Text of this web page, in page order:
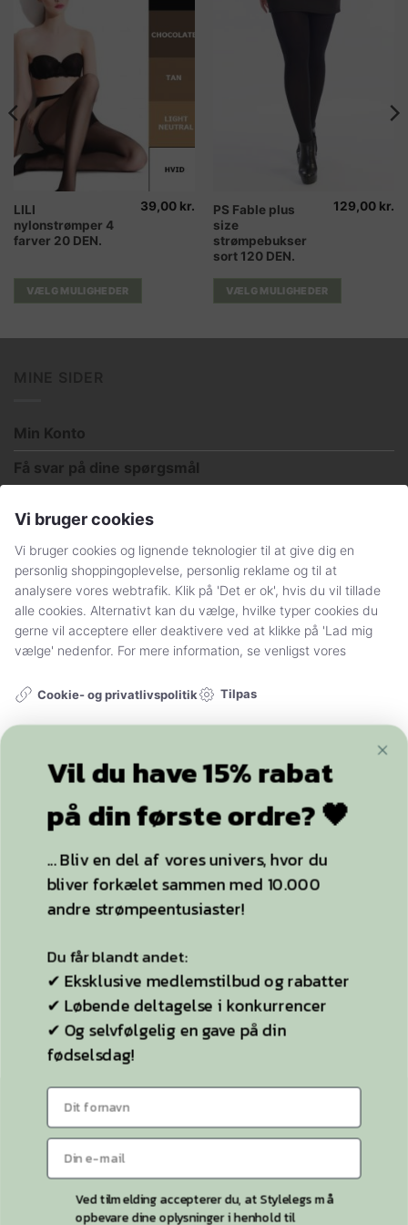
LILI
nylonstrømper 4
farver 20 DEN.
39,00 kr.
VÆLG MULIGHEDER
Dette
vare
har
varianter.
Mulighederne
vælges
PS Fable plus
size
strømpebukser
sort 120 DEN.
129,00 kr.
VÆLG MULIGHEDER
Dette
vare
har
varianter.
Mulighederne
vælges
Min Konto
Få svar på dine spørgsmål
FØLG OS
YDERLIGERE INFO
Strømpebukser
Plussize
Selvsiddende strømper
Ideen til StyleLegs
Bag Stylelegs
Sitemap
KONTAKT OS
Kontaktside
26 55 26 49
Vi bruger cookies
Vi bruger cookies og lignende teknologier til at give dig en
personlig shoppingoplevelse, personlig reklame og til at
analysere vores webtrafik. Klik på 'Det er ok', hvis du vil tillade
alle cookies. Alternativt kan du vælge, hvilke typer cookies du
gerne vil acceptere eller deaktivere ved at klikke på 'Lad mig
vælge' nedenfor. For mere information, se venligst vores
Cookie- og privatlivspolitik Tilpas
Statistik
Marketing
KUN NØDVENDIGE
ACCEPTER ALLE OG LUK
Vil du have 15% rabat
på din første ordre? 🖤
... Bliv en del af vores univers, hvor du
bliver forkælet sammen med 10.000
andre strømpeentusiaster!
Du får blandt andet:
✔ Eksklusive medlemstilbud og rabatter
✔ Løbende deltagelse i konkurrencer
✔ Og selvfølgelig en gave på din
fødselsdag!
Ved tilmelding accepterer du, at Stylelegs må
opbevare dine oplysninger i henhold til